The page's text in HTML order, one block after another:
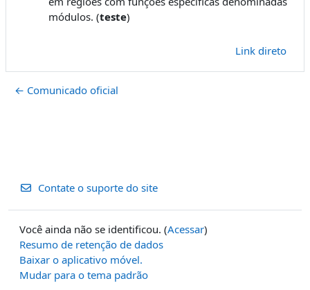
módulos. (teste)
Link direto
← Comunicado oficial
Contate o suporte do site
Você ainda não se identificou. (Acessar)
Resumo de retenção de dados
Baixar o aplicativo móvel.
Mudar para o tema padrão